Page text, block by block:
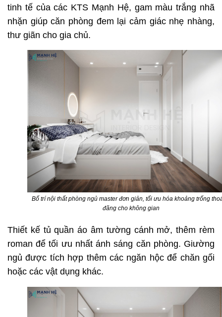
tinh tế của các KTS Mạnh Hệ, gam màu trắng nhã
nhặn giúp căn phòng đem lại cảm giác nhẹ nhàng,
thư giãn cho gia chủ.
Bố trí nội thất phòng ngủ master đơn giản, tối ưu hóa khoảng trống
đãng cho không gian
Thiết kế tủ quần áo âm tường cánh mở, thêm rèm
roman để tối ưu nhất ánh sáng căn phòng. Giường
ngủ được tích hợp thêm các ngăn hộc để chăn gối
hoặc các vật dụng khác.